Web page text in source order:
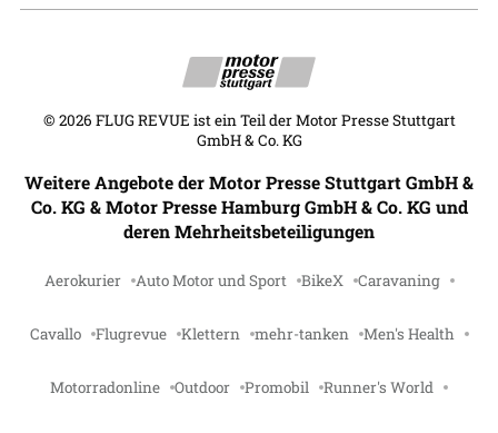
© 2026 FLUG REVUE ist ein Teil der Motor Presse Stuttgart
GmbH & Co. KG
Weitere Angebote der Motor Presse Stuttgart GmbH &
Co. KG & Motor Presse Hamburg GmbH & Co. KG und
deren Mehrheitsbeteiligungen
Aerokurier Auto Motor und Sport BikeX Caravaning
Cavallo Flugrevue Klettern mehr-tanken Men's Health
Motorradonline Outdoor Promobil Runner's World